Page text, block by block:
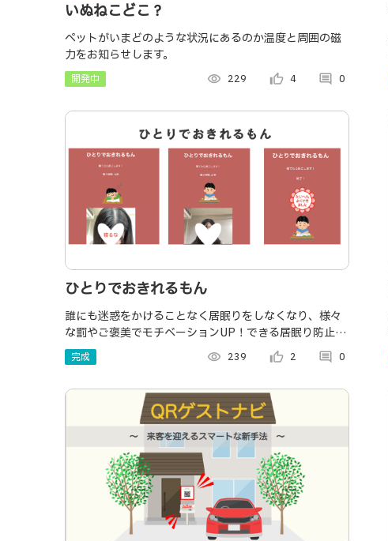
いぬねこどこ？
ペットがいまどのような状況にあるのか温度と周囲の磁
力をお知らせします。
開発中 visibility 229 thumb_up_alt 4 comment 0
ひとりでおきれるもん
誰にも迷惑をかけることなく居眠りをしなくなり、様々
な罰やご褒美でモチベーションUP！できる居眠り防止ツ
ール
完成 visibility 239 thumb_up_alt 2 comment 0